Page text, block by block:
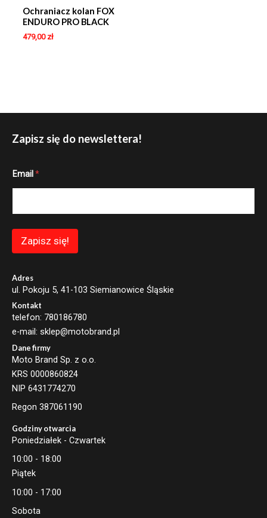
Ochraniacz kolan FOX
ENDURO PRO BLACK
479,00 zł
Zapisz się do newslettera!
m
*
Email *
Zapisz się!
Adres
ul. Pokoju 5, 41-103 Siemianowice Śląskie
Kontakt
telefon: 780186780
e-mail: sklep@motobrand.pl
Dane firmy
Moto Brand Sp. z o.o.
KRS 0000860824
NIP 6431774270
Regon 387061190
Godziny otwarcia
Poniedziałek - Czwartek
10:00 - 18:00
Piątek
10:00 - 17:00
Sobota